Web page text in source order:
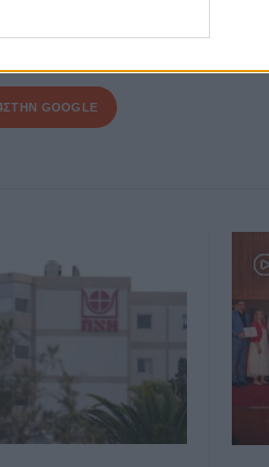
ΣΤΗΝ GOOGLE